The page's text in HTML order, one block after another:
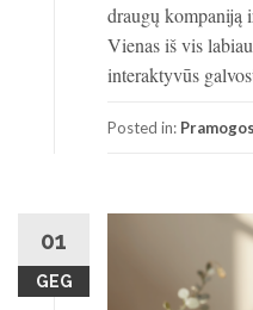
draugų kompaniją
Vienas iš vis
interaktyvūs
Posted in: Pramogos
01
GEG